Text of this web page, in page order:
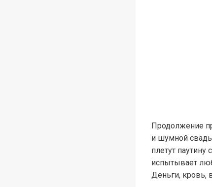
Продолжение
и шумной
плетут
испытывает
Деньги, кровь,